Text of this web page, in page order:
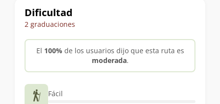
Dificultad
2 graduaciones
El 100% de los usuarios dijo que esta ruta es
moderada.
Fácil